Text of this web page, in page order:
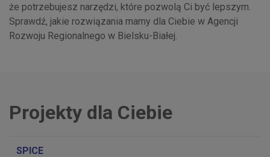
że potrzebujesz narzędzi, które pozwolą Ci być lepszym.
Sprawdź, jakie rozwiązania mamy dla Ciebie w Agencji
Rozwoju Regionalnego w Bielsku-Białej.
Projekty dla Ciebie
SPICE